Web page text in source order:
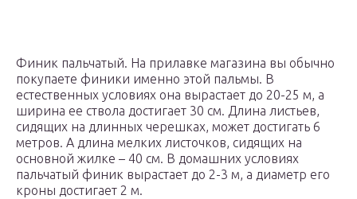
Финик пальчатый. На прилавке магазина вы обычно
покупаете финики именно этой пальмы. В
естественных условиях она вырастает до 20-25 м, а
ширина ее ствола достигает 30 см. Длина листьев,
сидящих на длинных черешках, может достигать 6
метров. А длина мелких листочков, сидящих на
основной жилке – 40 см. В домашних условиях
пальчатый финик вырастает до 2-3 м, а диаметр его
кроны достигает 2 м.